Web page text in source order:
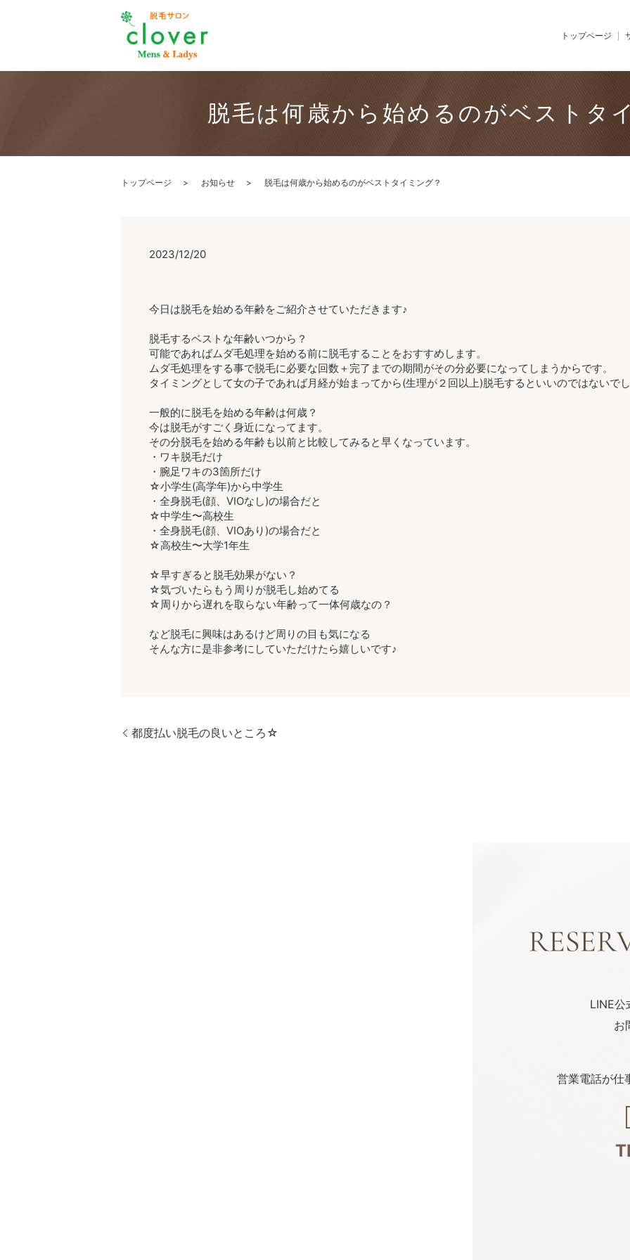
トップページ
脱毛は何歳から始めるのがベストタ
トップページ お知らせ 脱毛は何歳から始めるのがベストタイミング？
2023/12/20
今日は脱毛を始める年齢をご紹介させていただきます♪
脱毛するベストな年齢いつから？
可能であればムダ毛処理を始める前に脱毛することをおすすめします。
ムダ毛処理をする事で脱毛に必要な回数＋完了までの期間がその分必要になってしまうからです。
タイミングとして女の子であれば月経が始まってから(生理が２回以上)脱毛するといいのではないでし
一般的に脱毛を始める年齢は何歳？
今は脱毛がすごく身近になってます。
その分脱毛を始める年齢も以前と比較してみると早くなっています。
・ワキ脱毛だけ
・腕足ワキの3箇所だけ
☆小学生(高学年)から中学生
・全身脱毛(顔、VIOなし)の場合だと
☆中学生〜高校生
・全身脱毛(顔、VIOあり)の場合だと
☆高校生〜大学1年生
☆早すぎると脱毛効果がない？
☆気づいたらもう周りが脱毛し始めてる
☆周りから遅れを取らない年齢って一体何歳なの？
など脱毛に興味はあるけど周りの目も気になる
そんな方に是非参考にしていただけたら嬉しいです♪
都度払い脱毛の良いところ☆
LINE公
お
営業電話が仕